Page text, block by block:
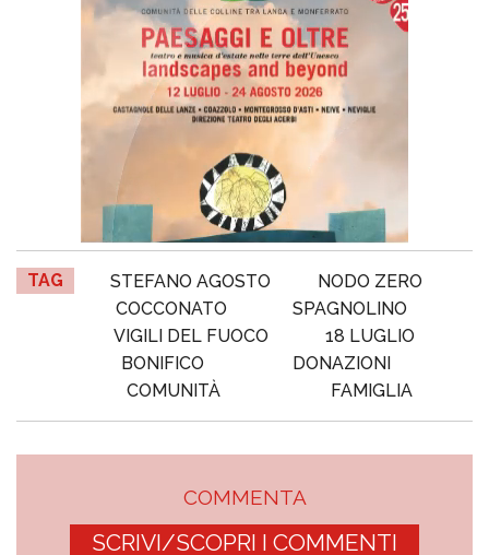
TAG STEFANO AGOSTO
NODO ZERO
COCCONATO
SPAGNOLINO
VIGILI DEL FUOCO
18 LUGLIO
BONIFICO
DONAZIONI
COMUNITÀ
FAMIGLIA
COMMENTA
SCRIVI/SCOPRI I COMMENTI